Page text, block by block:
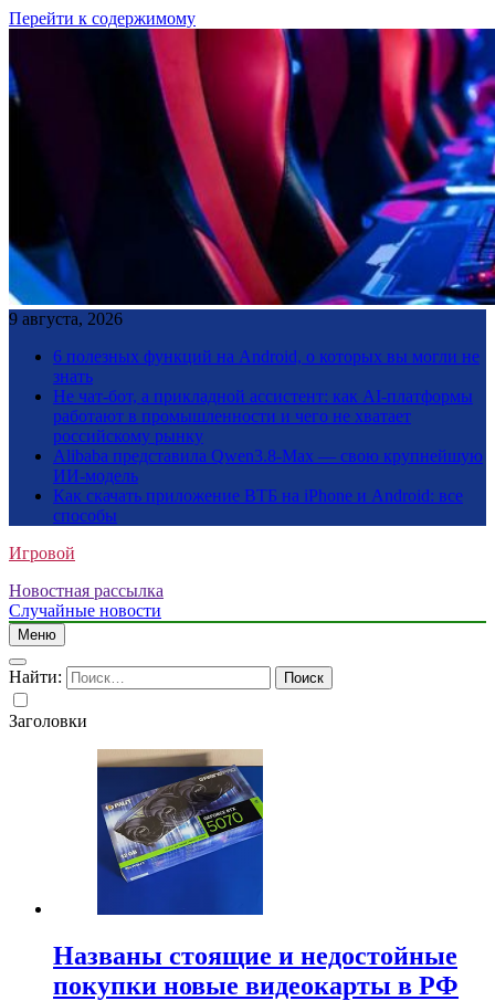
Перейти к содержимому
9 августа, 2026
6 полезных функций на Android, о которых вы могли не
знать
Не чат-бот, а прикладной ассистент: как AI-платформы
работают в промышленности и чего не хватает
российскому рынку
Alibaba представила Qwen3.8-Max — свою крупнейшую
ИИ-модель
Как скачать приложение ВТБ на iPhone и Android: все
способы
Игровой
Новостная рассылка
Случайные новости
Меню
Найти:
Заголовки
Названы стоящие и недостойные
покупки новые видеокарты в РФ